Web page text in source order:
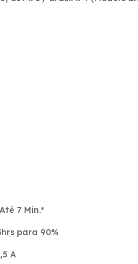
7 Min.*
para 90%
A